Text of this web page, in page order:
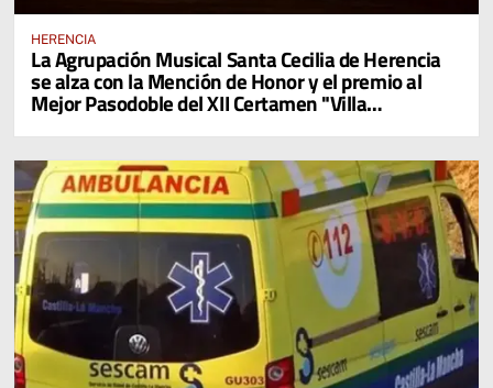
HERENCIA
La Agrupación Musical Santa Cecilia de Herencia
se alza con la Mención de Honor y el premio al
Mejor Pasodoble del XII Certamen "Villa
Cervantina de Mota del Cuervo"